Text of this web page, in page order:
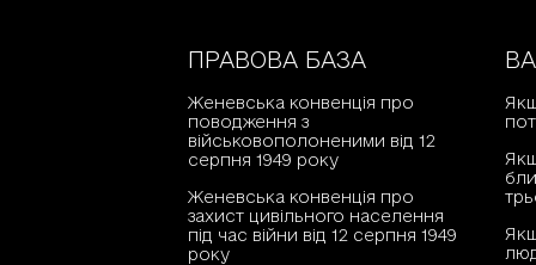
ПРАВОВА БАЗА
Женевська конвенція про
поводження з
військовополоненими від 12
серпня 1949 року
Женевська конвенція про
захист цивільного населення
під час війни від 12 серпня 1949
року